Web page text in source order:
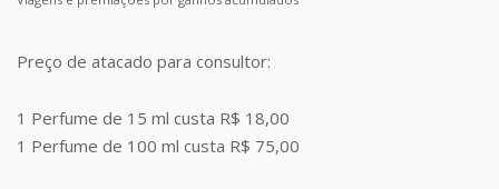
Preço de atacado para consultor:
1 Perfume de 15 ml custa R$ 18,00
1 Perfume de 100 ml custa R$ 75,00